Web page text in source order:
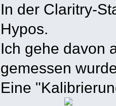
In der Claritry-
Hypos.
Ich gehe davon
gemessen
Eine